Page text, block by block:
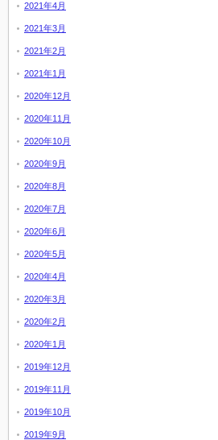
2021年4月
2021年3月
2021年2月
2021年1月
2020年12月
2020年11月
2020年10月
2020年9月
2020年8月
2020年7月
2020年6月
2020年5月
2020年4月
2020年3月
2020年2月
2020年1月
2019年12月
2019年11月
2019年10月
2019年9月